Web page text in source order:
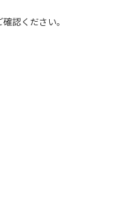
認ください。